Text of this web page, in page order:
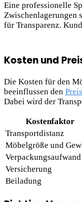
Eine professionelle
Zwischenlagerungen
für Transparenz.
Kosten und
Die Kosten für den
beeinflussen den Preis
Dabei wird der
Kostenfaktor
Transportdistanz
Möbelgröße und
Verpackungsaufwand
Versicherung
Beiladung